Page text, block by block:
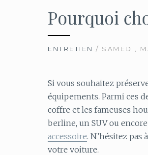
Pourquoi
ENTRETIEN / SAMEDI,
Si vous souhaitez
équipements. Parmi ces
coffre et les fameuses
berline, un SUV ou
accessoire. N’hésitez pas
votre voiture.